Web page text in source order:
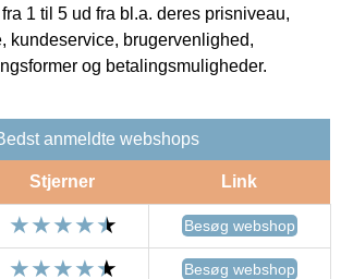
1 til 5 ud fra bl.a. deres prisniveau,
kundeservice, brugervenlighed,
og betalingsmuligheder.
anmeldte webshops
Stjerner Link
Besøg webshop
Besøg webshop